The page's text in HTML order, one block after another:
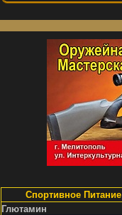
Спортивное Питание
Глютамин